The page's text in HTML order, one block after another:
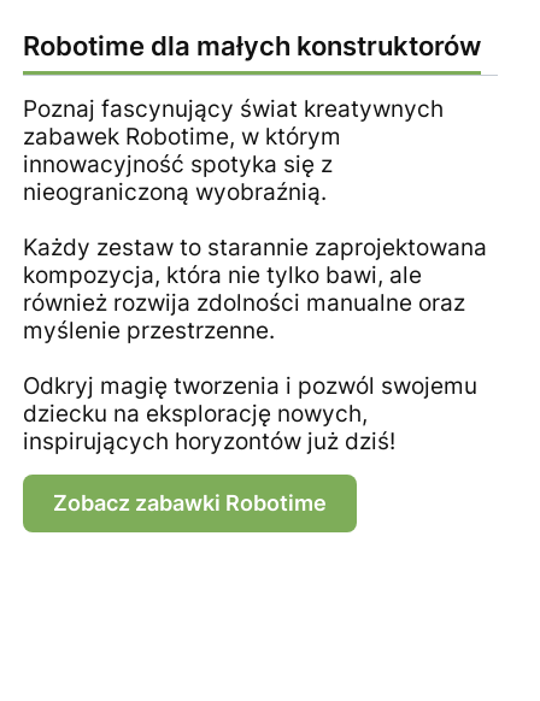
Robotime dla małych konstruktorów
Poznaj fascynujący świat kreatywnych
zabawek Robotime, w którym
innowacyjność spotyka się z
nieograniczoną wyobraźnią.
Każdy zestaw to starannie zaprojektowana
kompozycja, która nie tylko bawi, ale
również rozwija zdolności manualne oraz
myślenie przestrzenne.
Odkryj magię tworzenia i pozwól swojemu
dziecku na eksplorację nowych,
inspirujących horyzontów już dziś!
Zobacz zabawki Robotime